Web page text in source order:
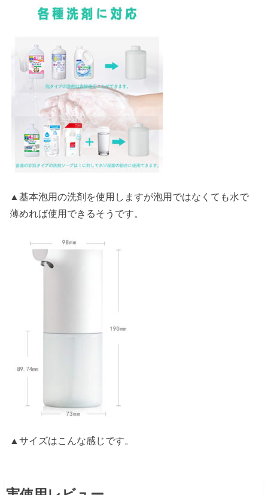
▲基本泡用の洗剤を使用しますが泡用ではなくても水で
薄めれば使用できるそうです。
▲サイズはこんな感じです。